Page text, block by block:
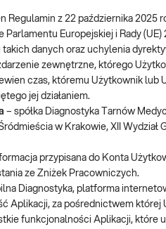
Regulamin z 22 października 2025
Parlamentu Europejskiej i Rady
danych oraz uchylenia
zewnętrzne, którego
czas, któremu Użytkownik lub
jej działaniem.
– spółka Diagnostyka Tarnów
w Krakowie, XII
przypisana do Konta
ze Zniżek Pracowniczych.
Diagnostyka, platforma
Aplikacji, za pośrednictwem
funkcjonalności Aplikacji, które